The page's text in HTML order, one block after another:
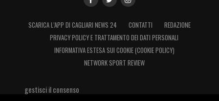
SCARICA L’APP DI CAGLIARI NEWS 24 CONTATTI
REDAZIONE
PRIVACY POLICY E TRATTAMENTO DEI DATI PERSONALI
INFORMATIVA ESTESA SUI COOKIE (COOKIE POLICY)
NETWORK SPORT REVIEW
gestisci il consenso